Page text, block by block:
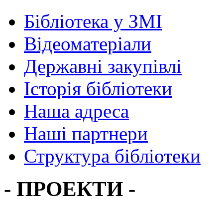
Бібліотека у ЗМІ
Відеоматеріали
Державні закупівлі
Історія бібліотеки
Наша адреса
Наші партнери
Структура бібліотеки
- ПРОЕКТИ -